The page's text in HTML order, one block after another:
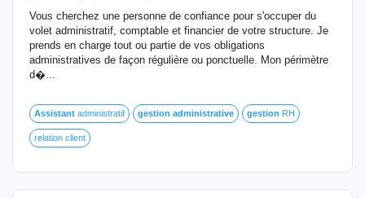
Vous cherchez une personne de confiance pour s'occuper du
volet administratif, comptable et financier de votre structure. Je
prends en charge tout ou partie de vos obligations
administratives de façon régulière ou ponctuelle. Mon périmètre
d�...
Assistant administratif gestion administrative gestion RH
relation client